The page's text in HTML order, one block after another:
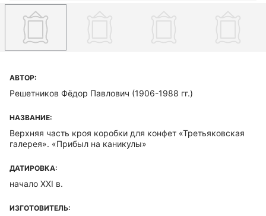
АВТОР:
Решетников Фёдор Павлович (1906-1988 гг.)
НАЗВАНИЕ:
Верхняя часть кроя коробки для конфет «Третьяковская
галерея». «Прибыл на каникулы»
ДАТИРОВКА:
начало ХХI в.
ИЗГОТОВИТЕЛЬ: